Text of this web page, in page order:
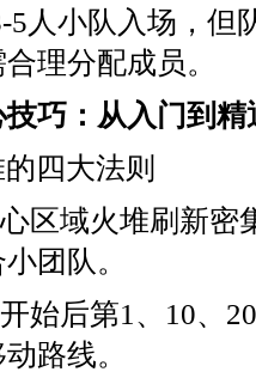
5人小队入场，但
理分配成员。
巧：从入门到
四大法则
区域火堆刷新密
团队。
始后第1、10、
路线。